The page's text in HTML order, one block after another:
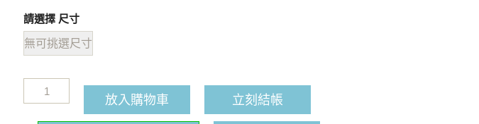
請選擇 尺寸
無可挑選尺寸
放入購物車 立刻結帳